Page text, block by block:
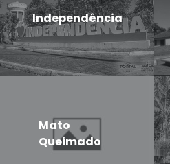
Independência
Mato
Queimado